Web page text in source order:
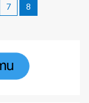
7 8